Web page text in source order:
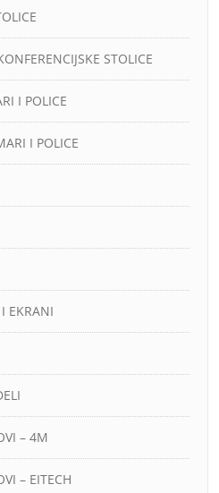
STOLICE
I POLICE
I POLICE
EKRANI
– 4M
– EITECH